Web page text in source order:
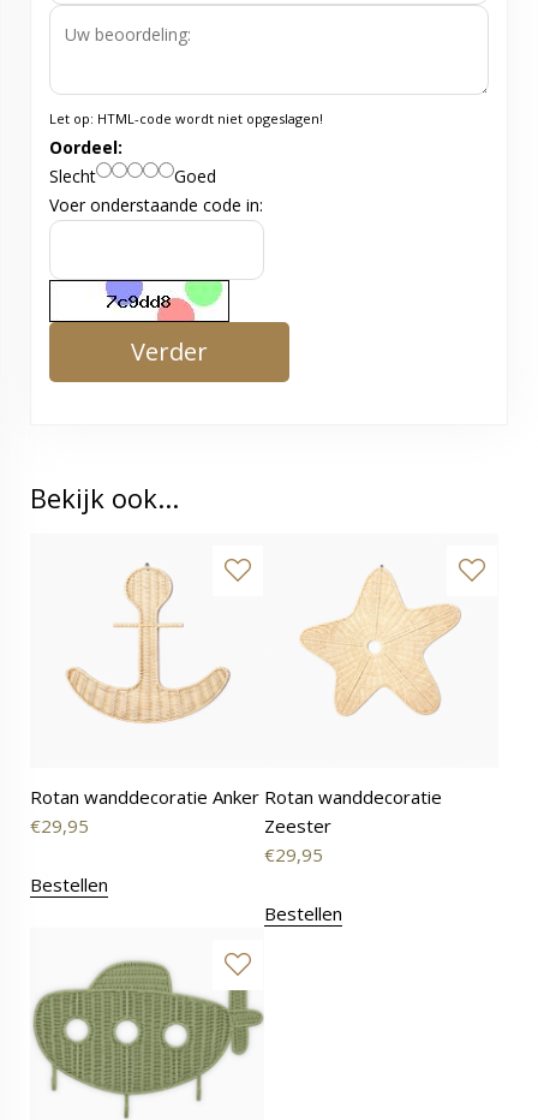
Let op: HTML-code wordt niet opgeslagen!
Oordeel:
Slecht
Goed
Voer onderstaande code in:
Verder
Bekijk ook...
Rotan wanddecoratie Anker
€29,95
Bestellen
Rotan wanddecoratie
Zeester
€29,95
Bestellen